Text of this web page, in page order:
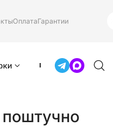
ОплатаГарантии